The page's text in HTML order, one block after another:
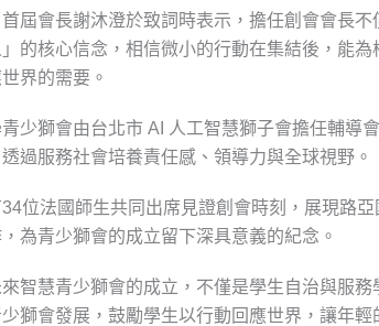
屆會長謝沐澄於致詞時表示，擔任創會會長
的核心信念，相信微小的行動在集結後，能
界的需要。
少獅會由台北市 AI 人工智慧獅子會擔任輔導
過服務社會培養責任感、領導力與全球視野。
位法國師生共同出席見證創會時刻，展現路
為青少獅會的成立留下深具意義的紀念。
智慧青少獅會的成立，不僅是學生自治與服
獅會發展，鼓勵學生以行動回應世界，讓年輕